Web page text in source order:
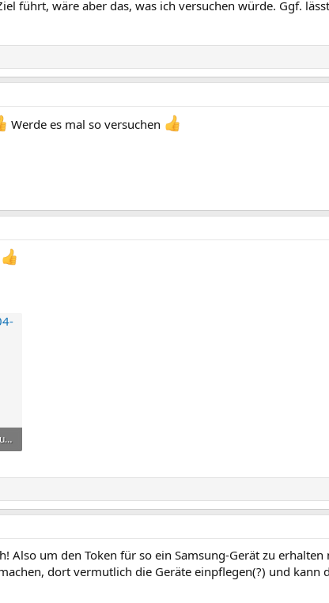
führt, wäre aber das, was ich versuchen würde. Ggf.
Werde es mal so versuchen
Screen Shot 2022-04-20 um 15.00.30.png
Also um den Token für so ein Samsung-Gerät zu
dort vermutlich die Geräte einpflegen(?) und kann